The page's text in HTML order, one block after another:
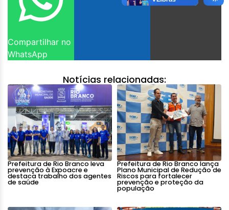
Compartilhar no
WhatsApp
Notícias relacionadas:
Prefeitura de Rio Branco leva
prevenção à Expoacre e
destaca trabalho dos agentes
de saúde
Prefeitura de Rio Branco lança
Plano Municipal de Redução de
Riscos para fortalecer
prevenção e proteção da
população